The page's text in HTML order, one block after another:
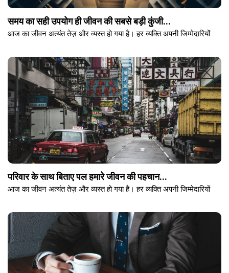
समय का सही उपयोग ही जीवन की सबसे बड़ी कुंजी...
आज का जीवन अत्यंत तेज़ और व्यस्त हो गया है। हर व्यक्ति अपनी जिम्मेदारियों
परिवार के साथ बिताए पल हमारे जीवन की पहचान...
आज का जीवन अत्यंत तेज़ और व्यस्त हो गया है। हर व्यक्ति अपनी जिम्मेदारियों